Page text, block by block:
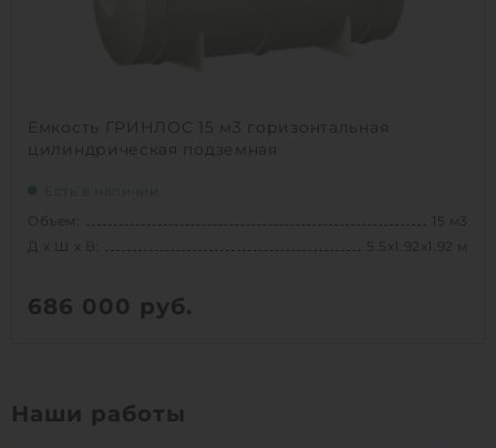
Емкость ГРИНЛОС 15 м3 горизонтальная
цилиндрическая подземная
Есть в наличии
Объем:
15 м3
Д х Ш х В:
5.5х1.92х1.92 м
Объем:
686 000 руб.
Наши работы